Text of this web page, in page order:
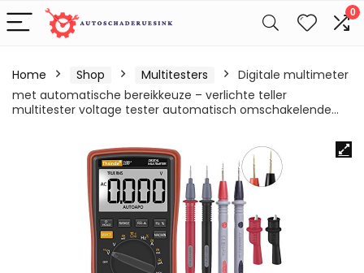
0
Home Shop Multitesters
Digitale multimeter
met automatische bereikkeuze – verlichte teller
multitester voltage tester automatisch omschakelende…